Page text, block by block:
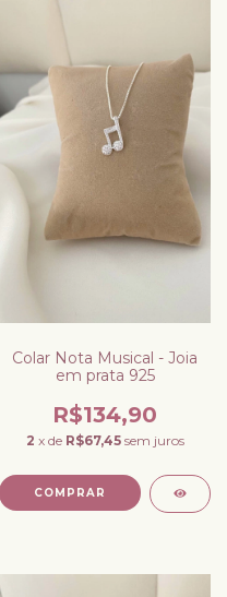
Colar Nota Musical - Joia
em prata 925
R$134,90
2 x de R$67,45 sem juros